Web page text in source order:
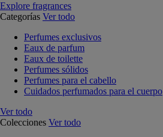
Explore fragrances
Categorías Ver todo
Perfumes exclusivos
Eaux de parfum
Eaux de toilette
Perfumes sólidos
Perfumes para el cabello
Cuidados perfumados para el cuerpo
Ver todo
Colecciones Ver todo